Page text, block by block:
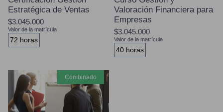
Estratégica de Ventas
$3.045.000
Valor de la matrícula
72 horas
Valoración Financiera para
Empresas
$3.045.000
Valor de la matrícula
40 horas
combinado